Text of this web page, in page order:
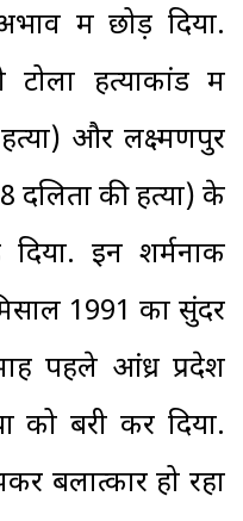
में छोड़ दिया.
टोला हत्याकांड में
और लक्ष्मणपुर
दलितों की हत्या) के
इन शर्मनाक
1991 का सुंदर
पहले आंध्र प्रदेश
को बरी कर दिया.
बलात्कार हो रहा